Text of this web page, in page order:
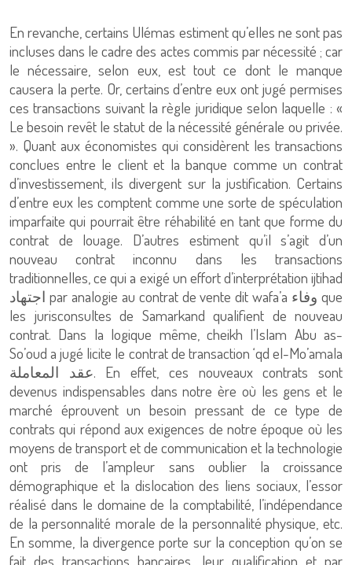
En revanche, certains Ulémas estiment qu’elles ne sont pas
incluses dans le cadre des actes commis par nécessité ; car
le nécessaire, selon eux, est tout ce dont le manque
causera la perte. Or, certains d’entre eux ont jugé permises
ces transactions suivant la règle juridique selon laquelle : «
Le besoin revêt le statut de la nécessité générale ou privée.
». Quant aux économistes qui considèrent les transactions
conclues entre le client et la banque comme un contrat
d’investissement, ils divergent sur la justification. Certains
d’entre eux les comptent comme une sorte de spéculation
imparfaite qui pourrait être réhabilité en tant que forme du
contrat de louage. D’autres estiment qu’il s’agit d’un
nouveau contrat inconnu dans les transactions
traditionnelles, ce qui a exigé un effort d’interprétation ijtihad
اجتهاد par analogie au contrat de vente dit wafa’a وفاء que
les jurisconsultes de Samarkand qualifient de nouveau
contrat. Dans la logique même, cheikh l’Islam Abu as-
So’oud a jugé licite le contrat de transaction ‘qd el-Mo’amala
عقد المعاملة. En effet, ces nouveaux contrats sont
devenus indispensables dans notre ère où les gens et le
marché éprouvent un besoin pressant de ce type de
contrats qui répond aux exigences de notre époque où les
moyens de transport et de communication et la technologie
ont pris de l’ampleur sans oublier la croissance
démographique et la dislocation des liens sociaux, l’essor
réalisé dans le domaine de la comptabilité, l’indépendance
de la personnalité morale de la personnalité physique, etc.
En somme, la divergence porte sur la conception qu’on se
fait des transactions bancaires, leur qualification et par